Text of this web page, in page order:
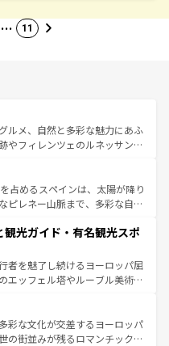
… 11
ルメ、自然と多彩な魅力にあふ
やフィレンツェのルネッサンス
田園風景やアマルフィ海岸の絶
ない。観光の合間には、本場の
イタリア料理を堪能することも
忘れられない旅をしてみよう！
占めるスペインは、太陽が降り
ピレネー山脈まで、多彩な自然
情熱的なフラメンコ、熱気あふ
タパスが生活の一部となってい
された雰囲気や、バルセロナの
地方では古代ローマ遺跡や中世
気候が異なるスペインはその個
性で訪れる人を魅了する。 なお、新着のスペイン情報は コ
しい。
光ガイド・有名観光スポ
者を魅了し続けるヨーロッパ屈
エッフェル塔やルーブル美術館
いる。華麗な宮殿、歴史的な大
て豊かな自然が、訪れる者を心
ンスは美食の国としても知ら
彩な文化が交差するヨーロッパ
の街並みが残るロマンチック街